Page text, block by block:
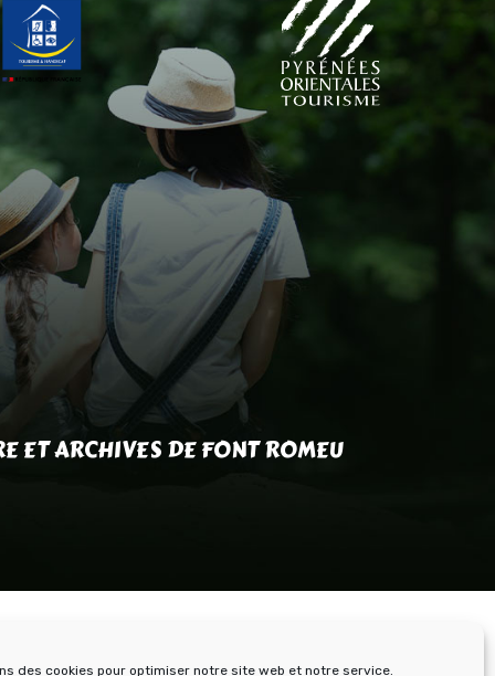
des cookies pour optimiser notre site web et notre service.
ET ARCHIVES DE FONT ROMEU